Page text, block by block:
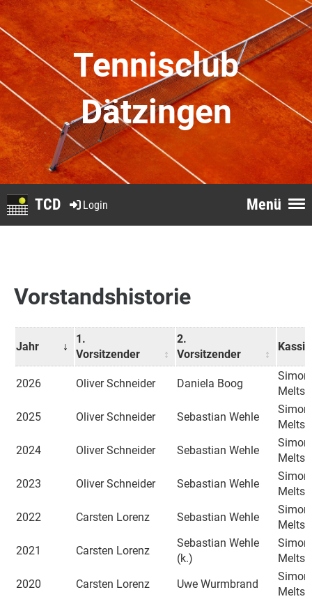
Tennisclub
Dätzingen
Menü
Login
TCD
Vorstandshistorie
Jahr
1.
Vorsitzender
2.
Vorsitzender
2026 Oliver Schneider Daniela Boog
2025
Oliver Schneider Sebastian Wehle
2024
Oliver Schneider Sebastian Wehle
2023
Oliver Schneider Sebastian Wehle
2022
Carsten Lorenz Sebastian Wehle
2021
Carsten Lorenz
Sebastian Wehle
(k.)
2020
Carsten Lorenz Uwe Wurmbrand